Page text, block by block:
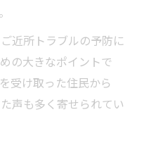
近所トラブルの予防に
の大きなポイントで
受け取った住民から
声も多く寄せられてい